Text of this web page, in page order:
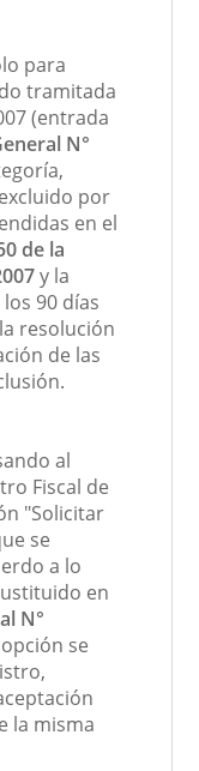
para
tramitada
(entrada
N°
por
en el
de la
y la
90 días
resolución
de las
al
Fiscal de
"Solicitar
se
a lo
en
N°
se
la misma